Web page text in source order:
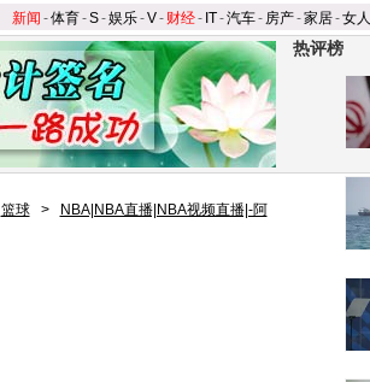
新闻 -体育-S-娱乐-V- 财经- IT-汽车- 房产-家居-女人
热评榜
篮球 >
NBA|NBA直播|NBA视频直播|-阿